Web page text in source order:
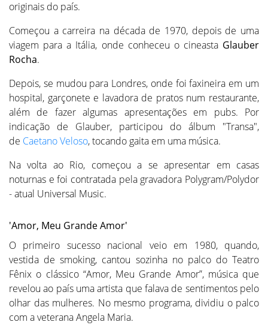
originais do país.
Começou a carreira na década de 1970, depois de uma
viagem para a Itália, onde conheceu o cineasta Glauber
Rocha.
Depois, se mudou para Londres, onde foi faxineira em um
hospital, garçonete e lavadora de pratos num restaurante,
além de fazer algumas apresentações em pubs. Por
indicação de Glauber, participou do álbum "Transa",
de Caetano Veloso, tocando gaita em uma música.
Na volta ao Rio, começou a se apresentar em casas
noturnas e foi contratada pela gravadora Polygram/Polydor
- atual Universal Music.
'Amor, Meu Grande Amor'
O primeiro sucesso nacional veio em 1980, quando,
vestida de smoking, cantou sozinha no palco do Teatro
Fênix o clássico “Amor, Meu Grande Amor”, música que
revelou ao país uma artista que falava de sentimentos pelo
olhar das mulheres. No mesmo programa, dividiu o palco
com a veterana Angela Maria.